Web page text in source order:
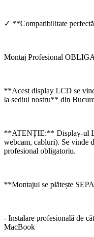
✓ **Compatibilitate
Montaj Profesional
**Acest display LCD se
la sediul nostru** din
**ATENȚIE:** Display-ul
webcam, cabluri). Se vinde
profesional obligatoriu.
**Montajul se plătește
- Instalare profesională de
MacBook